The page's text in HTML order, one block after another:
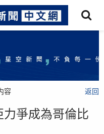
容 返回
爭成為哥倫比